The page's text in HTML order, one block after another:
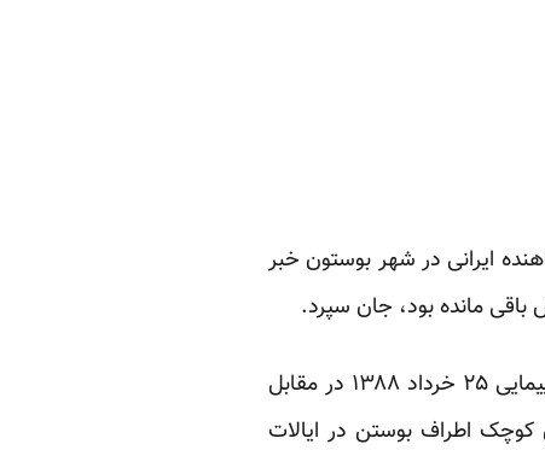
ایرانی در شهر بوستون خبر
علیرضا صبوری میاندهی، جوان ۲۳ ساله‌ای که در جریان راهپیمایی ۲۵ خرداد ۱۳۸۸ در مقابل
کوچک اطراف بوستن در ایالات